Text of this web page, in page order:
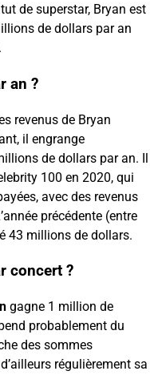
de superstar, Bryan est
de dollars par an
an ?
revenus de Bryan
il engrange
de dollars par an. Il
100 en 2020, qui
avec des revenus
précédente (entre
43 millions de dollars.
concert ?
gagne 1 million de
probablement du
des sommes
régulièrement sa